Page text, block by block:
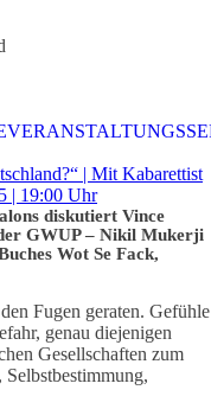
| Mit Kabarettist
| 19:00 Uhr
diskutiert Vince
GWUP – Nikil Mukerji
Wot Se Fack,
Fugen geraten. Gefühle
genau diejenigen
Gesellschaften zum